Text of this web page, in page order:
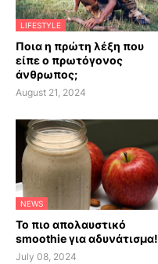
LIFESTYLE
Ποια η πρώτη λέξη που
είπε ο πρωτόγονος
άνθρωπος;
August 21, 2024
NEWS
Το πιο απολαυστικό
smoothie για αδυνάτισμα!
July 08, 2024